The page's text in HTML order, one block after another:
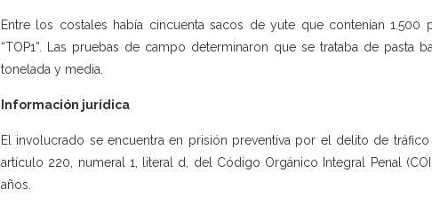
Entre los costales había cincuenta sacos de yute que contenían 1.500
“TOP1”. Las pruebas de campo determinaron que se trataba de pasta
tonelada y media.
Información jurídica
El involucrado se encuentra en prisión preventiva por el delito de
artículo 220, numeral 1, literal d, del Código Orgánico Integral Penal
años.